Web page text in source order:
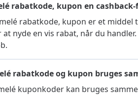
rabatkode, kupon en
rabatkode, kupon er et
nyde en vis rabat, når du
rabatkode og kupon bruges
kuponkoder kan bruges